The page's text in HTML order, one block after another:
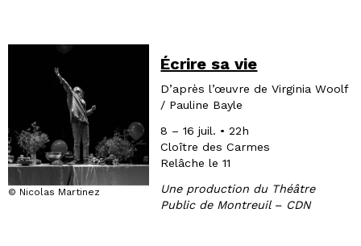
© Nicolas Martinez
Écrire sa vie
D’après l’œuvre de Virginia Woolf
/ Pauline Bayle
8 – 16 juil. • 22h
Cloître des Carmes
Relâche le 11
Une production du Théâtre
Public de Montreuil – CDN